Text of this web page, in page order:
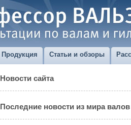
Продукция Статьи и обзоры
Новости сайта
Последние новости из мира валов